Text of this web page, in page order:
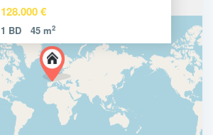
128.000 €
1 BD 45 m2